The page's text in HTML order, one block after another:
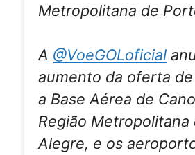
Metropolitana de
A @VoeGOLoficial
aumento da oferta
a Base Aérea de
Região Metropolitana
Alegre, e os